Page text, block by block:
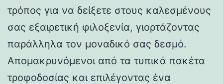
τρόπος για να δείξετε στους καλεσμένους
σας εξαιρετική φιλοξενία, γιορτάζοντας
παράλληλα τον μοναδικό σας δεσμό.
Απομακρυνόμενοι από τα τυπικά πακέτα
τροφοδοσίας και επιλέγοντας ένα